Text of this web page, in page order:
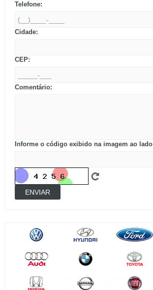
Telefone:
Cidade:
CEP:
Comentário:
Informe o código exibido na imagem ao lado
ENVIAR